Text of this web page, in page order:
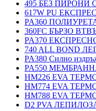
495 БЕЗ
617W PU
PA360
360FC БЪРЗО
PA370
740 ALL BOND
PA380 Силно
PA550
HM226 EVA
HM774 EVA
HM788 EVA
D2 PVA